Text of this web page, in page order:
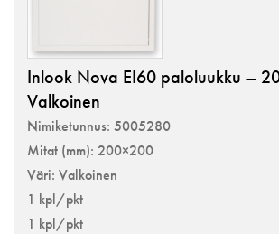
Inlook Nova EI60 paloluukku –
Valkoinen
Nimiketunnus: 5005280
Mitat (mm): 200×200
Väri: Valkoinen
1 kpl/pkt
1 kpl/pkt